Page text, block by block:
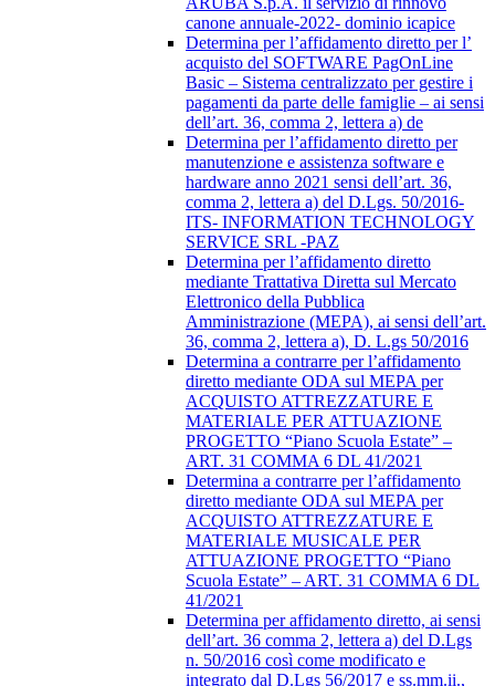
canone annuale-2022- dominio icapice
Determina per l’affidamento diretto per l’
acquisto del SOFTWARE PagOnLine
Basic – Sistema centralizzato per gestire i
pagamenti da parte delle famiglie – ai sensi
dell’art. 36, comma 2, lettera a) de
Determina per l’affidamento diretto per
manutenzione e assistenza software e
hardware anno 2021 sensi dell’art. 36,
comma 2, lettera a) del D.Lgs. 50/2016-
ITS- INFORMATION TECHNOLOGY
SERVICE SRL -PAZ
Determina per l’affidamento diretto
mediante Trattativa Diretta sul Mercato
Elettronico della Pubblica
Amministrazione (MEPA), ai sensi dell’art.
36, comma 2, lettera a), D. L.gs 50/2016
Determina a contrarre per l’affidamento
diretto mediante ODA sul MEPA per
ACQUISTO ATTREZZATURE E
MATERIALE PER ATTUAZIONE
PROGETTO “Piano Scuola Estate” –
ART. 31 COMMA 6 DL 41/2021
Determina a contrarre per l’affidamento
diretto mediante ODA sul MEPA per
ACQUISTO ATTREZZATURE E
MATERIALE MUSICALE PER
ATTUAZIONE PROGETTO “Piano
Scuola Estate” – ART. 31 COMMA 6 DL
41/2021
Determina per affidamento diretto, ai sensi
dell’art. 36 comma 2, lettera a) del D.Lgs
n. 50/2016 così come modificato e
integrato dal D.Lgs 56/2017 e ss.mm.ii.,